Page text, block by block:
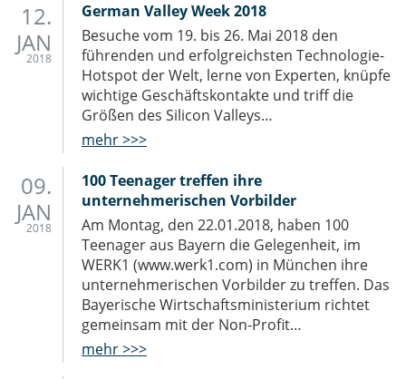
12.
JAN
2018
German Valley Week 2018
Besuche vom 19. bis 26. Mai 2018 den
führenden und erfolgreichsten Technologie-
Hotspot der Welt, lerne von Experten, knüpfe
wichtige Geschäftskontakte und triff die
Größen des Silicon Valleys…
mehr >>>
09.
JAN
2018
100 Teenager treffen ihre
unternehmerischen Vorbilder
Am Montag, den 22.01.2018, haben 100
Teenager aus Bayern die Gelegenheit, im
WERK1 (www.werk1.com) in München ihre
unternehmerischen Vorbilder zu treffen. Das
Bayerische Wirtschaftsministerium richtet
gemeinsam mit der Non-Profit…
mehr >>>